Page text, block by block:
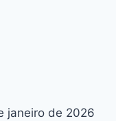
janeiro de 2026